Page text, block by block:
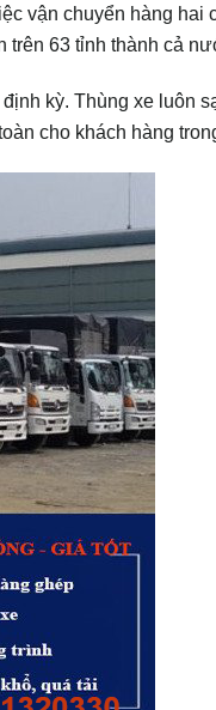
vận chuyển hàng hai
trên 63 tỉnh thành cả
kỳ. Thùng xe luôn
cho khách hàng